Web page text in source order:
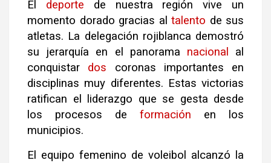
El deporte de nuestra región vive un
momento dorado gracias al talento de sus
atletas. La delegación rojiblanca demostró
su jerarquía en el panorama nacional
al
conquistar dos coronas importantes en
disciplinas muy diferentes. Estas victorias
ratifican el liderazgo que se gesta desde
los procesos de formación en los
municipios.
El equipo femenino de voleibol alcanzó la